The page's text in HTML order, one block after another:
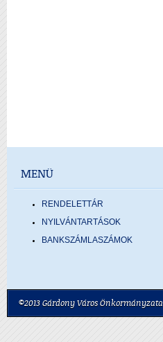
MENÜ
RENDELETTÁR
NYILVÁNTARTÁSOK
BANKSZÁMLASZÁMOK
©2013 Gárdony Város Önkormányzata